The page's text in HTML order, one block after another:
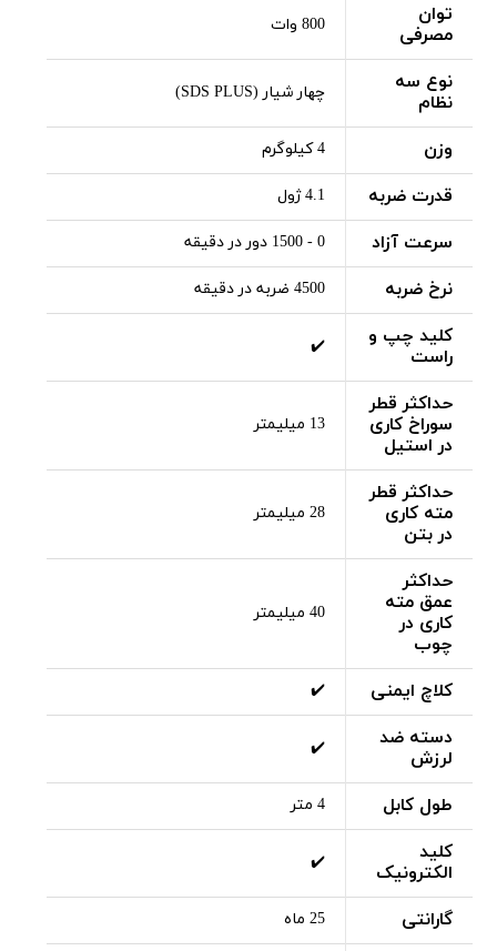
توان
مصرفی
800 وات
نوع سه
نظام
چهار شیار (SDS PLUS)
وزن 4 کیلوگرم
قدرت ضربه 4.1 ژول
سرعت آزاد 0 - 1500 دور در دقیقه
نرخ ضربه 4500 ضربه در دقیقه
کلید چپ و
راست
✔️
حداکثر قطر
سوراخ کاری
در استیل
13 میلیمتر
حداکثر قطر
مته کاری
در بتن
28 میلیمتر
حداکثر
عمق مته
کاری در
چوب
40 میلیمتر
کلاچ ایمنی ✔️
دسته ضد
لرزش
✔️
طول کابل 4 متر
کلید
الکترونیک
✔️
گارانتی 25 ماه